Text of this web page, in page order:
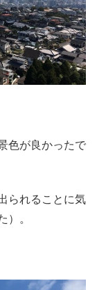
色が良かったで
られることに気
）。